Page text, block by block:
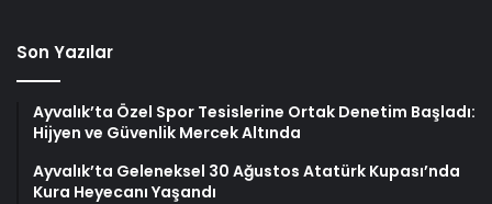
Son Yazılar
Ayvalık’ta Özel Spor Tesislerine Ortak Denetim Başladı:
Hijyen ve Güvenlik Mercek Altında
Ayvalık’ta Geleneksel 30 Ağustos Atatürk Kupası’nda
Kura Heyecanı Yaşandı